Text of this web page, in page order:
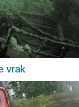
vrak